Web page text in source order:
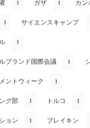
1 ガザ 1 カン
1 サイエンスキャンプ
1
ブランド国際会議 1
ントウィーク 1
グ部 1 トルコ 1
ョン 1 ブレイキン